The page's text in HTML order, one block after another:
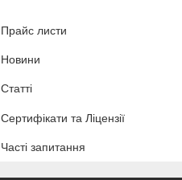
Прайс листи
Новини
Статті
Сертифікати та Ліцензії
Часті запитання